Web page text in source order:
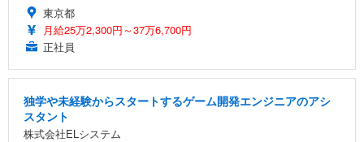
東京都
月給25万2,300円～37万6,700円
正社員
独学や未経験からスタートするゲーム開発エンジニアのアシ
スタント
株式会社ELシステム